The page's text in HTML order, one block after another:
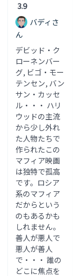
3.9
バディさ
ん
デビッド・ク
ローネンバー
グ, ビゴ・モー
テンセン, バン
サン・カッセ
ル・・・ ハリ
ウッドの主流
から少し外れ
た人物たちで
作られたこの
マフィア映画
は独特で孤高
です。ロシア
系のマフィア
だからという
のもあるかも
しれません。
善人が悪人で
悪人が善人
で・・・ 誰の
どこに焦点を